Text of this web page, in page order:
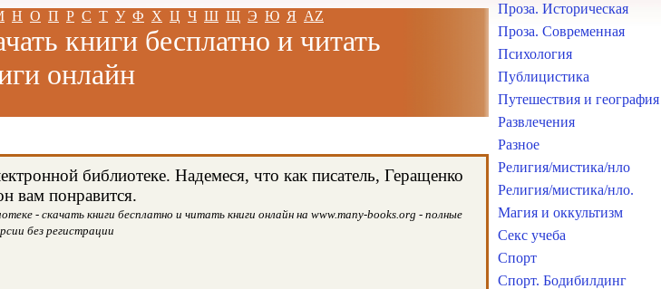
Н О П Р С Т У Ф Х Ц Ч Ш Щ Э Ю Я AZ
книги бесплатно и читать
онлайн
библиотеке. Надемеся, что как писатель, Геращенко
вам понравится.
- скачать книги бесплатно и читать книги онлайн на www.many-books.org - полные
без регистрации
Проза. Историческая
Проза. Современная
Психология
Публицистика
Путешествия и география
Развлечения
Разное
Религия/мистика/нло
Религия/мистика/нло.
Магия и оккультизм
Секс учеба
Спорт
Спорт. Бодибилдинг